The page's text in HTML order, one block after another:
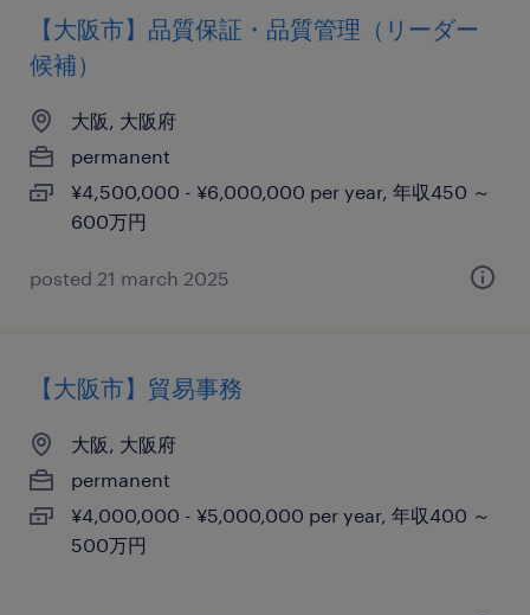
【大阪市】品質保証・品質管理（リーダー
候補）
大阪, 大阪府
permanent
¥4,500,000 - ¥6,000,000 per year, 年収450 ～
600万円
posted 21 march 2025
【大阪市】貿易事務
大阪, 大阪府
permanent
¥4,000,000 - ¥5,000,000 per year, 年収400 ～
500万円